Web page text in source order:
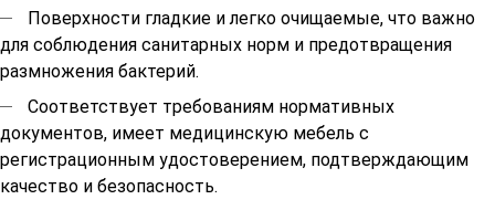
Поверхности гладкие и легко очищаемые, что важно
для соблюдения санитарных норм и предотвращения
размножения бактерий.
Соответствует требованиям нормативных
документов, имеет медицинскую мебель с
регистрационным удостоверением, подтверждающим
качество и безопасность.